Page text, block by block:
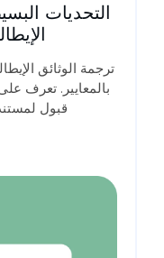
التحديات
ترجمة الوثائق
بالمعايير. تعرف
قبول